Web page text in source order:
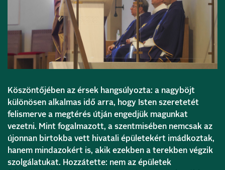
Köszöntőjében az érsek hangsúlyozta: a nagyböjt
különösen alkalmas idő arra, hogy Isten szeretetét
felismerve a megtérés útján engedjük magunkat
vezetni. Mint fogalmazott, a szentmisében nemcsak az
újonnan birtokba vett hivatali épületekért imádkoztak,
hanem mindazokért is, akik ezekben a terekben végzik
szolgálatukat. Hozzátette: nem az épületek